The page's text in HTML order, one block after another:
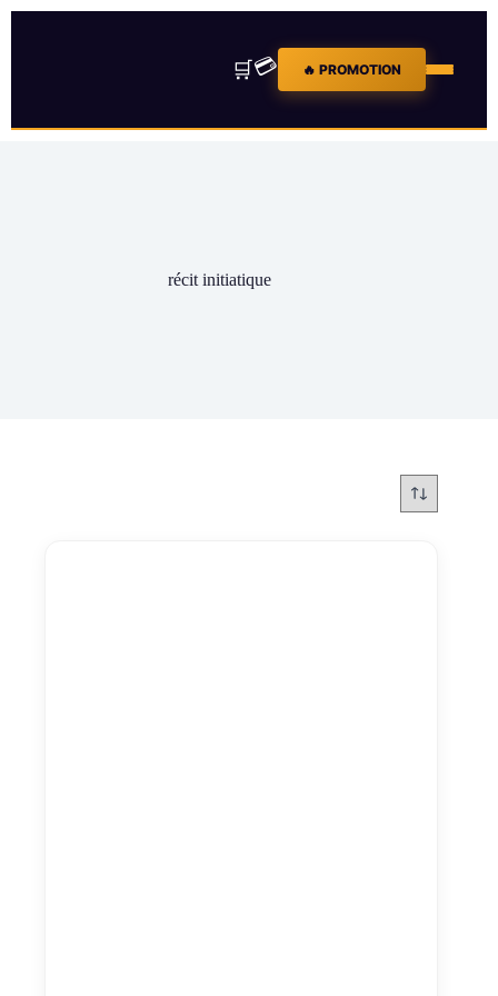
🛒💳 🔥 PROMOTION
récit initiatique